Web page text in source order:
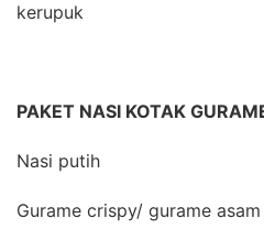
kerupuk
PAKET NASI KOTAK
Nasi putih
Gurame crispy/ gurame